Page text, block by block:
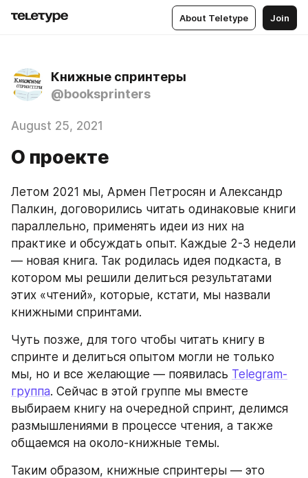
About Teletype Join
Книжные спринтеры
@booksprinters
August 25, 2021
О проекте
Летом 2021 мы, Армен Петросян и Александр
Палкин, договорились читать одинаковые книги
параллельно, применять идеи из них на
практике и обсуждать опыт. Каждые 2-3 недели
— новая книга. Так родилась идея подкаста, в
котором мы решили делиться результатами
этих «чтений», которые, кстати, мы назвали
книжными спринтами.
Чуть позже, для того чтобы читать книгу в
спринте и делиться опытом могли не только
мы, но и все желающие — появилась Telegram-
группа. Сейчас в этой группе мы вместе
выбираем книгу на очередной спринт, делимся
размышлениями в процессе чтения, а также
общаемся на около-книжные темы.
Таким образом, книжные спринтеры — это